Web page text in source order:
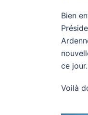
Bien
ce
Voilà